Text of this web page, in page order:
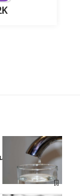
biti bez